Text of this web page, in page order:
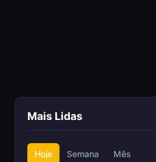
Mais Lidas
Hoje Semana Mês